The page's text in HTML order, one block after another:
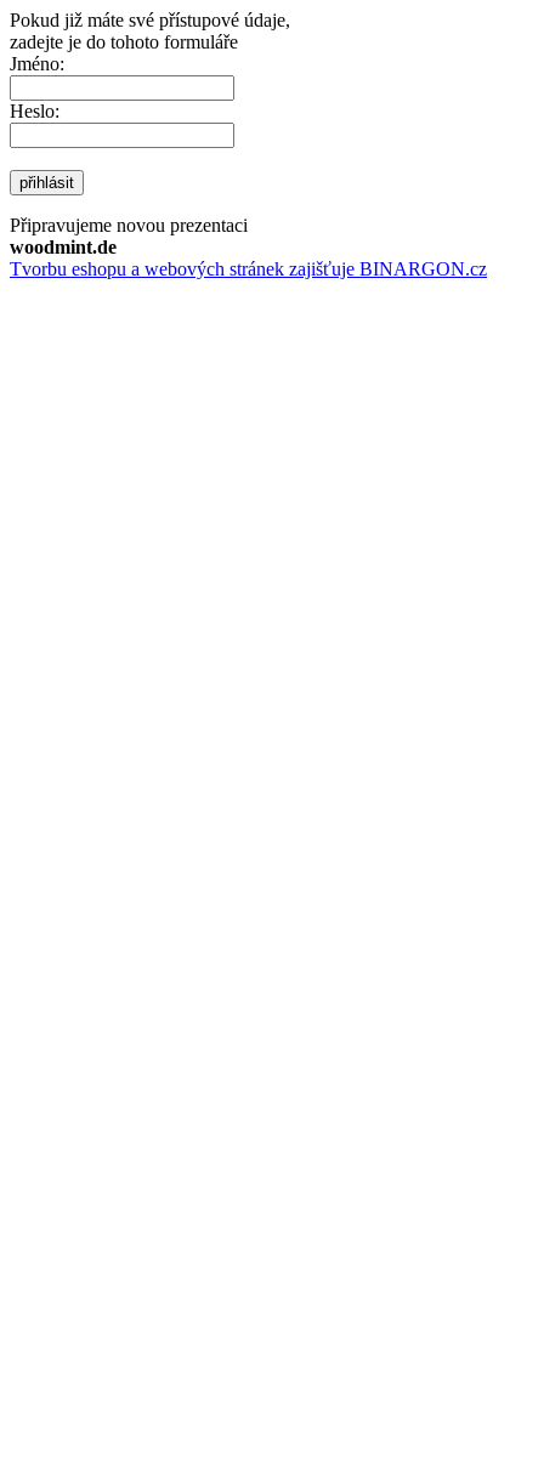
Pokud již máte své přístupové údaje,
zadejte je do tohoto formuláře
Jméno:
Heslo:
přihlásit
Připravujeme novou prezentaci
woodmint.de
Tvorbu eshopu a webových stránek zajišťuje BINARGON.cz